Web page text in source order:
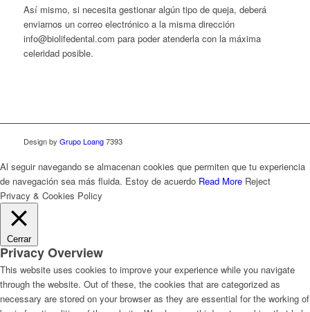
Así mismo, si necesita gestionar algún tipo de queja, deberá
enviarnos un correo electrónico a la misma dirección
info@biolifedental.com para poder atenderla con la máxima
celeridad posible.
Design by Grupo Loang7393
Al seguir navegando se almacenan cookies que permiten que tu experiencia
de navegación sea más fluida. Estoy de acuerdo Read More Reject
Privacy & Cookies Policy
Cerrar
Privacy Overview
This website uses cookies to improve your experience while you navigate
through the website. Out of these, the cookies that are categorized as
necessary are stored on your browser as they are essential for the working of